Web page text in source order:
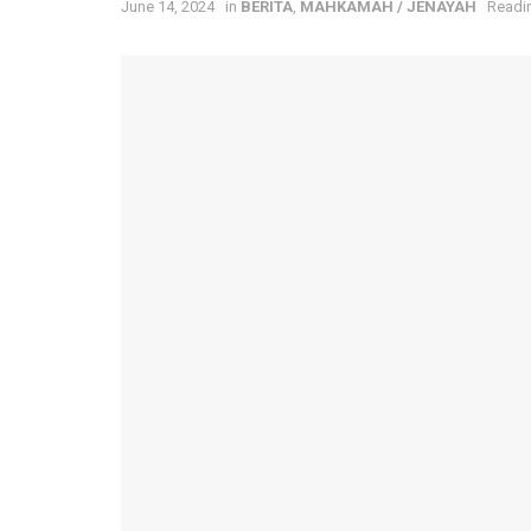
June 14, 2024 in BERITA MAHKAMAH / JENAYAH